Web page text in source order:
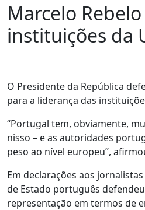
Marcelo
instituições da
O Presidente da República
para a liderança das
“Portugal tem, obviamente,
nisso – e as autoridades
peso ao nível europeu”,
Em declarações aos
de Estado português
representação em termos de